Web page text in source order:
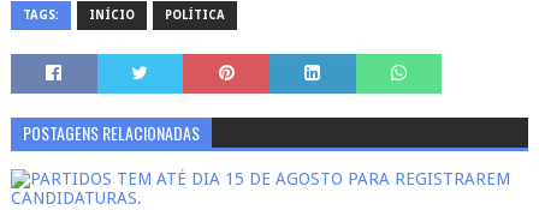
TAGS: INÍCIO POLÍTICA
POSTAGENS RELACIONADAS